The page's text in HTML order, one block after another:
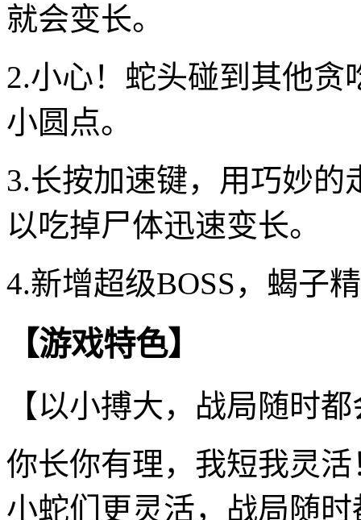
就会变长。
2.小心！蛇头碰到其他
小圆点。
3.长按加速键，用巧妙
以吃掉尸体迅速变长。
4.新增超级BOSS，蝎子
【游戏特色】
【以小搏大，战局随时
你长你有理，我短我灵
小蛇们更灵活，战局随